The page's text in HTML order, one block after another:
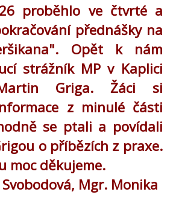
proběhlo ve čtvrté a
přednášky na
Opět k nám
strážník MP v Kaplici
Griga. Žáci si
z minulé části
se ptali a povídali
o příbězích z praxe.
moc děkujeme.
Mgr. Monika